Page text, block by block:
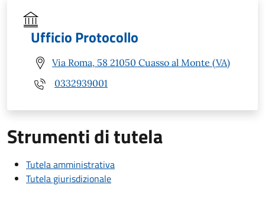
Ufficio Protocollo
Via Roma, 58 21050 Cuasso al Monte (VA)
0332939001
Strumenti di tutela
Tutela amministrativa
Tutela giurisdizionale